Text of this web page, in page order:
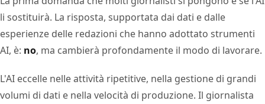
li sostituirà. La risposta, supportata dai dati e dalle
esperienze delle redazioni che hanno adottato strumenti
AI, è: no, ma cambierà profondamente il modo di lavorare.
L'AI eccelle nelle attività ripetitive, nella gestione di grandi
volumi di dati e nella velocità di produzione. Il giornalista